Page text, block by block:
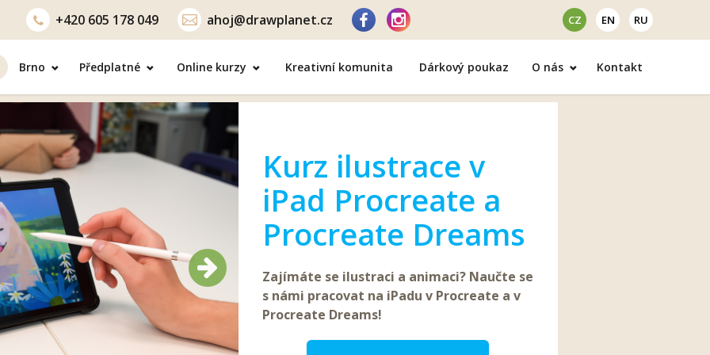
+420 605 178 049 ahoj@drawplanet.cz CZ EN RU
Brno Předplatné Online kurzy Kreativní komunita Dárkový poukaz O nás Kontakt
Další
Další
Kurz ilustrace v
iPad Procreate a
Procreate Dreams
Zajímáte se ilustraci a animaci? Naučte se
s námi pracovat na iPadu v Procreate a v
Procreate Dreams!